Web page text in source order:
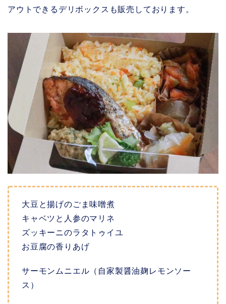
アウトできるデリボックスも販売しております。
大豆と揚げのごま味噌煮
キャベツと人参のマリネ
ズッキーニのラタトゥイユ
お豆腐の香りあげ
サーモンムニエル（自家製醤油麹レモンソー
ス）